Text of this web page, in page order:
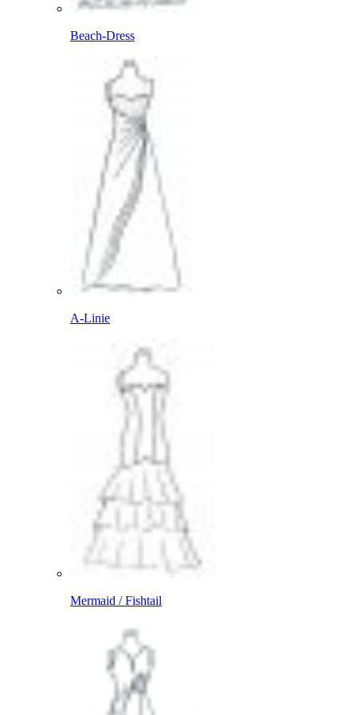
Beach-Dress
A-Linie
Mermaid / Fishtail